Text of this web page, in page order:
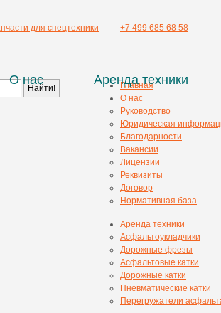
+7 499 685 68 58
О нас Аренда техники
Главная
О нас
Руководство
Юридическая
Благодарности
Вакансии
Лицензии
Реквизиты
Договор
Нормативная база
Аренда техники
Асфальтоукладчики
Дорожные фрезы
Асфальтовые катки
Дорожные катки
Пневматические катки
Перегружатели